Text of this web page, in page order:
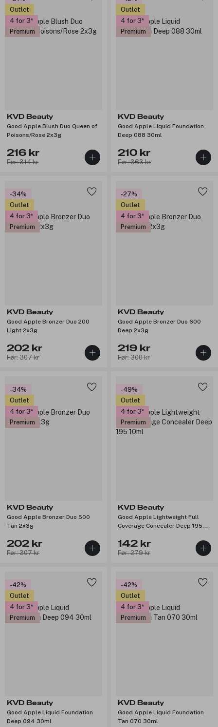
Outlet
4 for 3
Premium
KVD Beauty
Good Apple Blush Duo Queen of
Poisons/Rose 2x3g
216 kr
Før: 314 kr
Outlet
4 for 3
Premium
KVD Beauty
Good Apple Liquid Foundation
Deep 088 30ml
210 kr
Før: 363 kr
-34%
Outlet
4 for 3
Premium
KVD Beauty
Good Apple Bronzer Duo 200
Light 2x3g
202 kr
Før: 307 kr
-27%
Outlet
4 for 3
Premium
KVD Beauty
Good Apple Bronzer Duo 600
Deep 2x3g
219 kr
Før: 300 kr
-34%
Outlet
4 for 3
Premium
KVD Beauty
Good Apple Bronzer Duo 500
Tan 2x3g
202 kr
Før: 307 kr
-49%
Outlet
4 for 3
Premium
KVD Beauty
Good Apple Lightweight Full
Coverage Concealer Deep 195
142 kr
Før: 279 kr
-42%
Outlet
4 for 3
Premium
KVD Beauty
Good Apple Liquid Foundation
Deep 094 30ml
-42%
Outlet
4 for 3
Premium
KVD Beauty
Good Apple Liquid Foundation
Tan 070 30ml